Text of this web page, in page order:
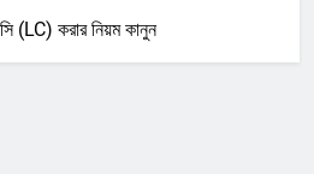
(LC) করার নিয়ম কানুন